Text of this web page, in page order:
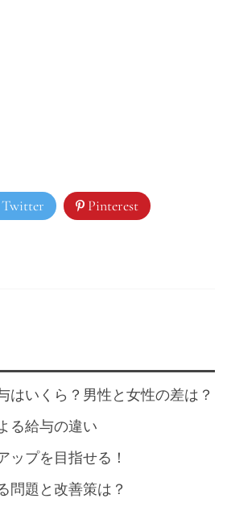
Pinterest
はいくら？男性と女性の差は？
る給与の違い
ップを目指せる！
問題と改善策は？